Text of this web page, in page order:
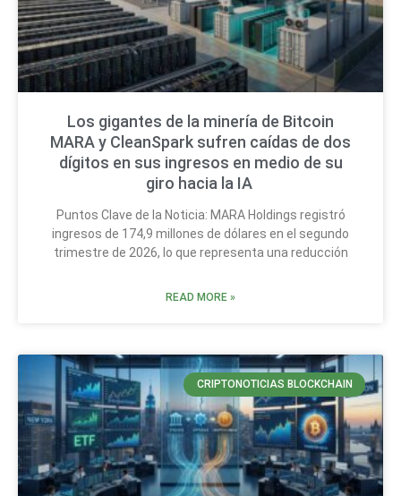
Los gigantes de la minería de Bitcoin
MARA y CleanSpark sufren caídas de dos
dígitos en sus ingresos en medio de su
giro hacia la IA
Puntos Clave de la Noticia: MARA Holdings registró
ingresos de 174,9 millones de dólares en el segundo
trimestre de 2026, lo que representa una reducción
READ MORE »
CRIPTONOTICIAS BLOCKCHAIN